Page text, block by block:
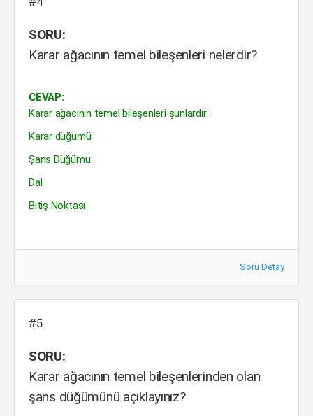
SORU:
Karar ağacının temel bileşenleri nelerdir?
CEVAP:
Karar ağacının temel bileşenleri şunlardır:
Karar düğümü
Şans Düğümü
Dal
Bitiş Noktası
Soru Detay
#5
SORU:
Karar ağacının temel bileşenlerinden olan
şans düğümünü açıklayınız?